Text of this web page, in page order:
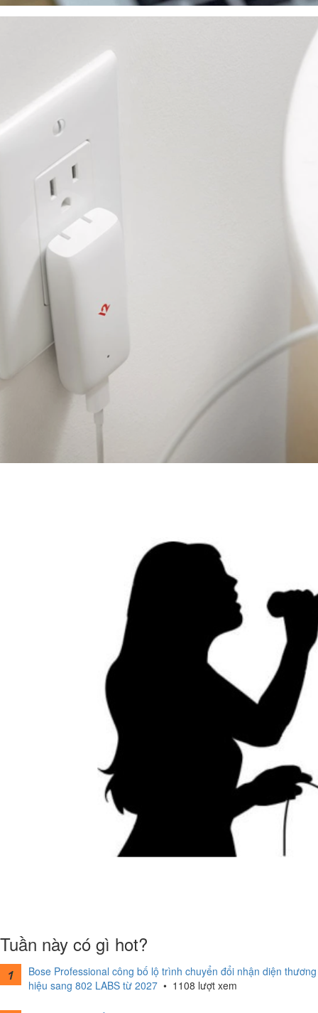
Tuần này có gì hot?
Bose Professional công bố lộ trình chuyển đổi nhận diện thương
hiệu sang 802 LABS từ 2027 • 1108 lượt xem